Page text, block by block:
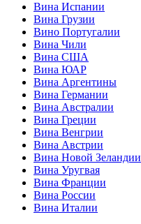
Вина Испании
Вина Грузии
Вино Португалии
Вина Чили
Вина США
Вина ЮАР
Вина Аргентины
Вина Германии
Вина Австралии
Вина Греции
Вина Венгрии
Вина Австрии
Вина Новой Зеландии
Вина Уругвая
Вина Франции
Вина России
Вина Италии